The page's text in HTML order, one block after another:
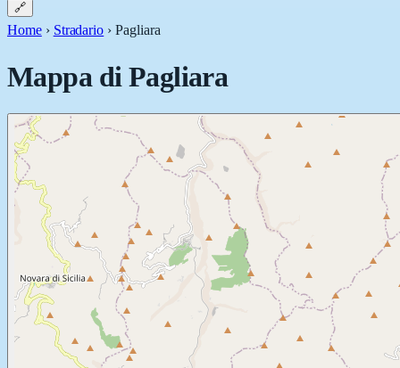
🔗
Home › Stradario ›Pagliara
Mappa diPagliara